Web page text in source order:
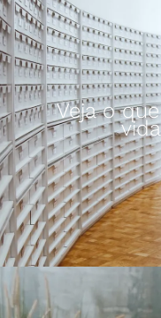
Veja o